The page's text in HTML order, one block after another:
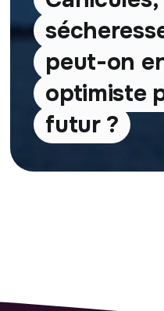
peut-on
optimiste
futur ?